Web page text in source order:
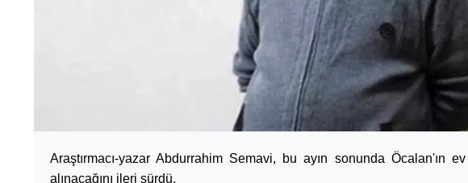
Araştırmacı-yazar Abdurrahim Semavi, bu ayın sonunda Öcalan'ın
alınacağını ileri sürdü.